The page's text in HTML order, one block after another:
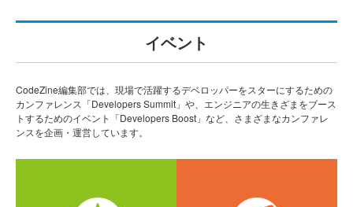
イベント
CodeZine編集部では、現場で活躍するデベロッパーをスターにするための
カンファレンス「Developers Summit」や、エンジニアの生きざまをブース
トするためのイベント「Developers Boost」など、さまざまなカンファレ
ンスを企画・運営しています。